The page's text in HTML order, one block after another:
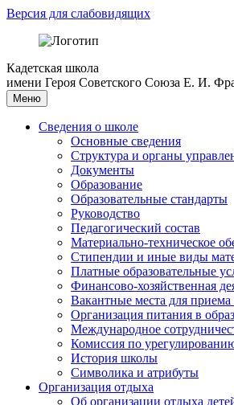
Версия для слабовидящих
Кадетская школа
имени Героя Советского Союза Е. И.
Меню
Сведения о школе
Основные сведения
Структура и органы
Документы
Образование
Образовательные стандарты
Руководство
Педагогический состав
Материально-техническое
Стипендии и иные виды
Платные образовательные
Финансово-хозяйственная
Вакантные места для приема
Организация питания в
Международное
Комиссия по
История школы
Символика и атрибуты
Организация отдыха
Об организации отдыха